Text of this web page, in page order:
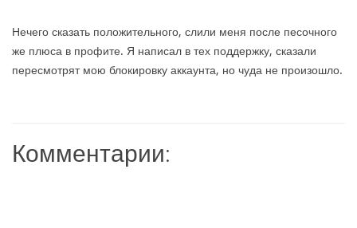
Нечего сказать положительного, слили меня после песочного
же плюса в профите. Я написал в тех поддержку, сказали
пересмотрят мою блокировку аккаунта, но чуда не произошло.
Комментарии: